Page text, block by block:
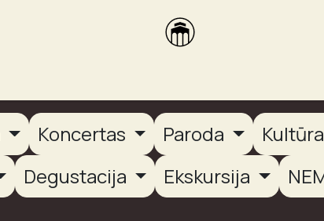
Koncertas Paroda Kultūra
Degustacija Ekskursija